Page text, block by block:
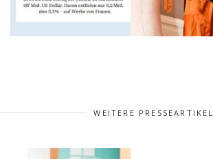
WEITERE PRESSEARTIKEL